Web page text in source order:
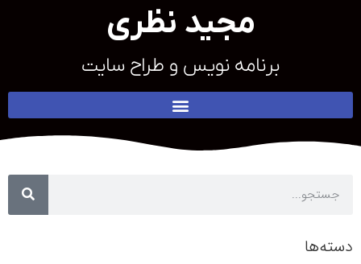
مجید نظری
برنامه نویس و طراح سایت
دسته‌ها